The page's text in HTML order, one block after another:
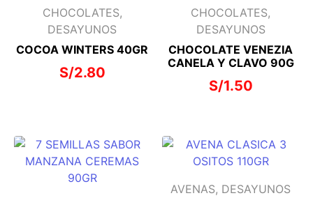
CHOCOLATES,
DESAYUNOS
COCOA WINTERS 40GR
S/2.80
CHOCOLATES,
DESAYUNOS
CHOCOLATE VENEZIA
CANELA Y CLAVO 90G
S/1.50
AVENAS, DESAYUNOS